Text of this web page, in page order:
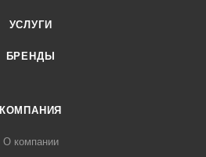
УСЛУГИ
БРЕНДЫ
КОМПАНИЯ
О компании